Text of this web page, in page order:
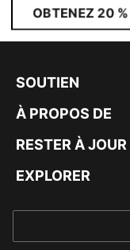
OBTENEZ 20
SOUTIEN
À PROPOS DE
RESTER À JOUR
EXPLORER